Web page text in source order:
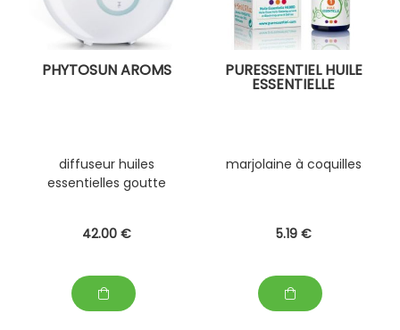
PHYTOSUN AROMS
diffuseur huiles
essentielles goutte
42.00 €
PURESSENTIEL HUILE
ESSENTIELLE
marjolaine à coquilles
5.19 €